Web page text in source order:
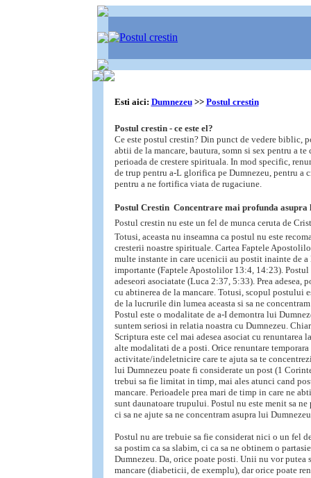
Esti aici: Dumnezeu>> Postul crestin
Postul crestin - ce este el?
Ce este postul crestin? Din punct de vedere biblic,
abtii de la mancare, bautura, somn si sex pentru a te
perioada de crestere spirituala. In mod specific,
de trup pentru a-L glorifica pe Dumnezeu, pentru a
pentru a ne fortifica viata de rugaciune.
Postul Crestin  Concentrare mai profunda asupra
Postul crestin nu este un fel de munca ceruta de
Totusi, aceasta nu inseamna ca postul nu este
cresterii noastre spirituale. Cartea Faptele
multe instante in care ucenicii au postit inainte de
importante (Faptele Apostolilor 13:4, 14:23). Postul
adeseori asociatate (Luca 2:37, 5:33). Prea adesea,
cu abtinerea de la mancare. Totusi, scopul postului
de la lucrurile din lumea aceasta si sa ne
Postul este o modalitate de a-I demontra lui
suntem seriosi in relatia noastra cu Dumnezeu.
Scriptura este cel mai adesea asociat cu renuntarea
alte modalitati de a posti. Orice renuntare temporara
activitate/indeletnicire care te ajuta sa te
lui Dumnezeu poate fi considerate un post (1
trebui sa fie limitat in timp, mai ales atunci cand
mancare. Perioadele prea mari de timp in care ne
sunt daunatoare trupului. Postul nu este menit sa ne
ci sa ne ajute sa ne concentram asupra lui
Postul nu are trebuie sa fie considerat nici o un fel
sa postim ca sa slabim, ci ca sa ne obtinem o
Dumnezeu. Da, orice poate posti. Unii nu vor putea
mancare (diabeticii, de exemplu), dar orice poate